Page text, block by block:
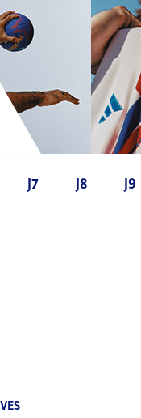
J7 J8 J9